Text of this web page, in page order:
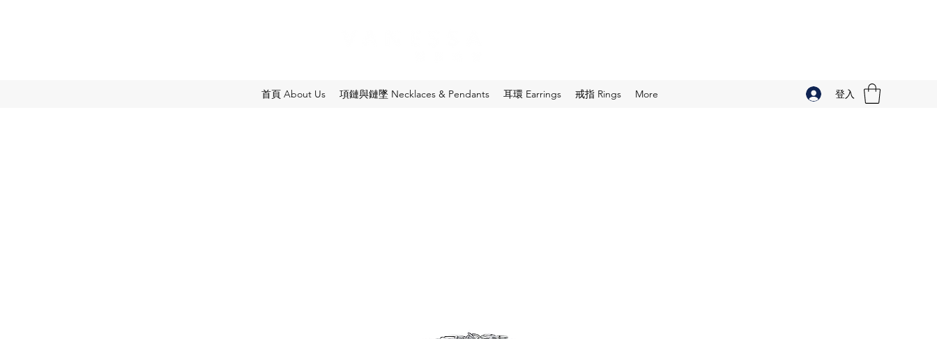
首頁 About Us 項鏈與鏈墜 Necklaces & Pendants 耳環 Earrings 戒指 Rings More 登入